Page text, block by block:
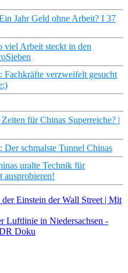
Jahr Geld ohne Arbeit? I 37
viel Arbeit steckt in den
verzweifelt gesucht
für Chinas Superreiche? |
schmalste Tunnel Chinas
uralte Technik für
ausprobieren!
der Einstein der Wall Street | Mit
Luftlinie in Niedersachsen -
Doku